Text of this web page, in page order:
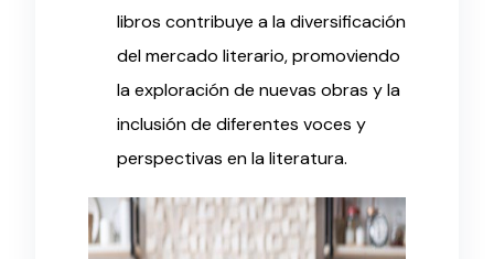
libros contribuye a la diversificación
del mercado literario, promoviendo
la exploración de nuevas obras y la
inclusión de diferentes voces y
perspectivas en la literatura.